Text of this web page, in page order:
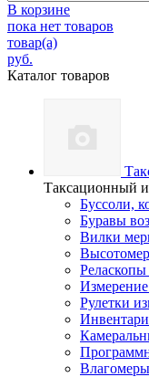
В корзине
пока нет товаров
товар(а)
руб.
Каталог товаров
Таксационный
Буссоли,
Буравы
Вилки
Рулетки